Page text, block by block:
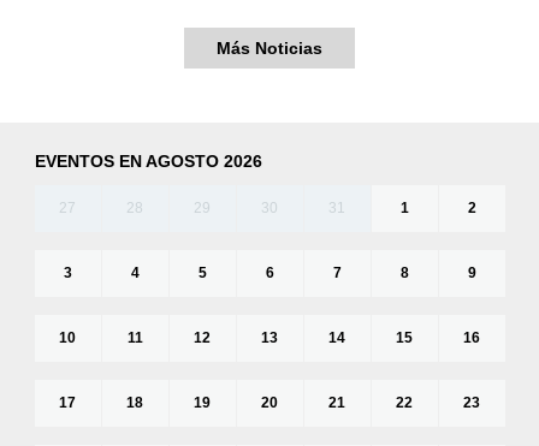
Más Noticias
EVENTOS EN AGOSTO 2026
27 28 29 30 31 1 2
3 4 5 6 7 8 9
10 11 12 13 14 15 16
17 18 19 20 21 22 23